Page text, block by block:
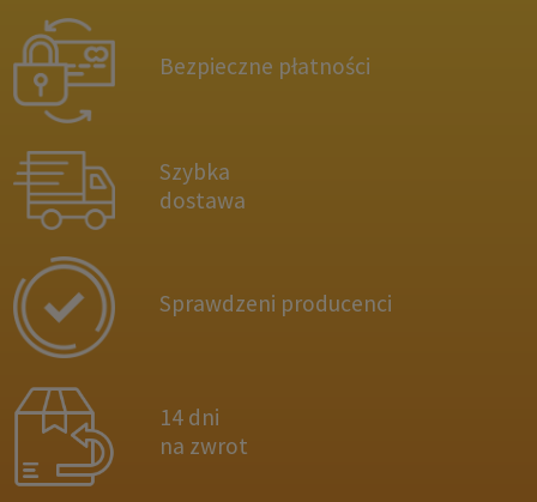
Bezpieczne płatności
Szybka
dostawa
Sprawdzeni producenci
14 dni
na zwrot